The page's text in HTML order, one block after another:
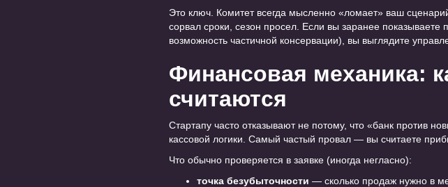
Это ключ. Комитет всегда мысленно «ломает» ваш
сорвал сроки, сезон просел. Если вы заранее
возможность частичной консервации), вы выглядите
Финансовая механика:
считаются
Стартапу часто отказывают не потому, что «банк против
кассовой логики. Самый частый провал — вы считаете
Что обычно проверяется в заявке (иногда негласно):
точка безубыточности — сколько продаж нужно в